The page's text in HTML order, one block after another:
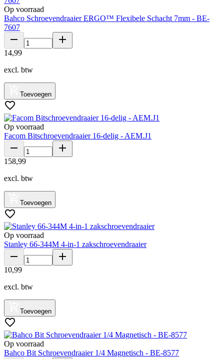
Op voorraad
Bahco Schroevendraaier ERGO™ Flexibele Schacht 7mm - BE-
7607
14,99
excl. btw
Toevoegen
Op voorraad
Facom Bitschroevendraaier 16-delig - AEM.J1
158,99
excl. btw
Toevoegen
Op voorraad
Stanley 66-344M 4-in-1 zakschroevendraaier
10,99
excl. btw
Toevoegen
Op voorraad
Bahco Bit Schroevendraaier 1/4 Magnetisch - BE-8577